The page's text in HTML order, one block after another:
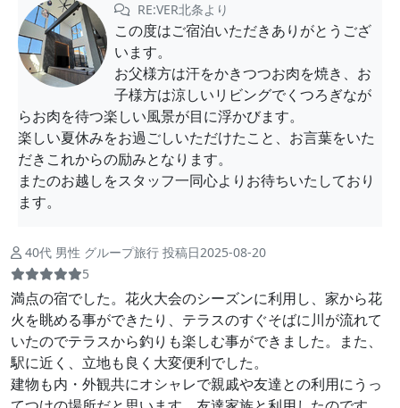
RE:VER北条より
この度はご宿泊いただきありがとうござ
います。
お父様方は汗をかきつつお肉を焼き、お
子様方は涼しいリビングでくつろぎなが
らお肉を待つ楽しい風景が目に浮かびます。
楽しい夏休みをお過ごしいただけたこと、お言葉をいた
だきこれからの励みとなります。
またのお越しをスタッフ一同心よりお待ちいたしており
ます。
40代 男性 グループ旅行 投稿日2025-08-20
5
満点の宿でした。花火大会のシーズンに利用し、家から花
火を眺める事ができたり、テラスのすぐそばに川が流れて
いたのでテラスから釣りも楽しむ事ができました。また、
駅に近く、立地も良く大変便利でした。
建物も内・外観共にオシャレで親戚や友達との利用にうっ